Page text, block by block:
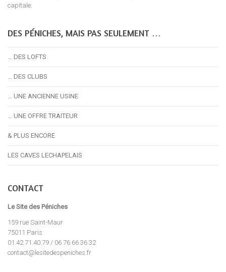
capitale.
DES PÉNICHES, MAIS PAS SEULEMENT …
… DES LOFTS
… DES CLUBS
… UNE ANCIENNE USINE
… UNE OFFRE TRAITEUR
& PLUS ENCORE
LES CAVES LECHAPELAIS
CONTACT
Le Site des Péniches
159 rue Saint-Maur
75011 Paris
01.42.71.40.79 / 06 76 66 36 32
contact@lesitedespeniches.fr